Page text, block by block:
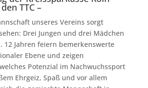
TTC –
unseres Vereins sorgt
Drei Jungen und drei Mädchen
12 Jahren feiern bemerkenswerte
Ebene und zeigen
Potenzial im Nachwuchssport
Ehrgeiz, Spaß und vor allem